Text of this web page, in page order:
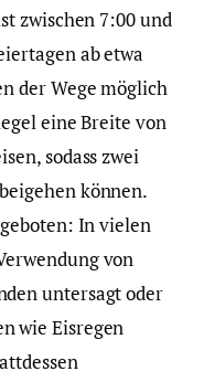
zwischen 7:00 und
ab etwa
der Wege möglich
eine Breite von
sodass zwei
können.
In vielen
von
untersagt oder
wie Eisregen